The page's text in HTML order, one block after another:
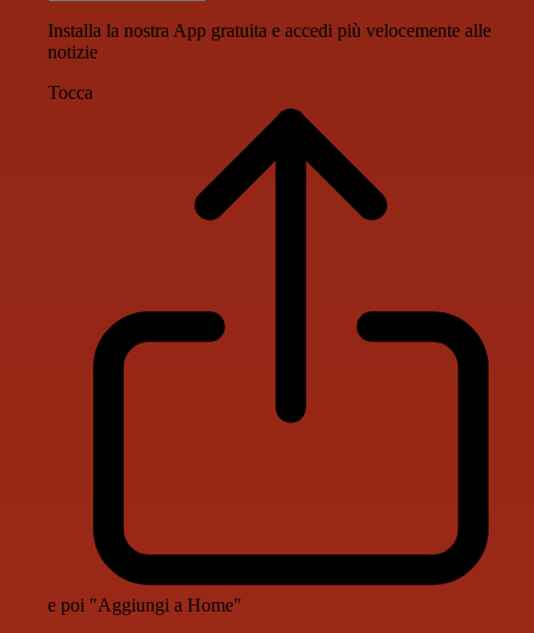
Installa la nostra App gratuita e accedi più velocemente alle
notizie
Tocca
e poi "Aggiungi a Home"